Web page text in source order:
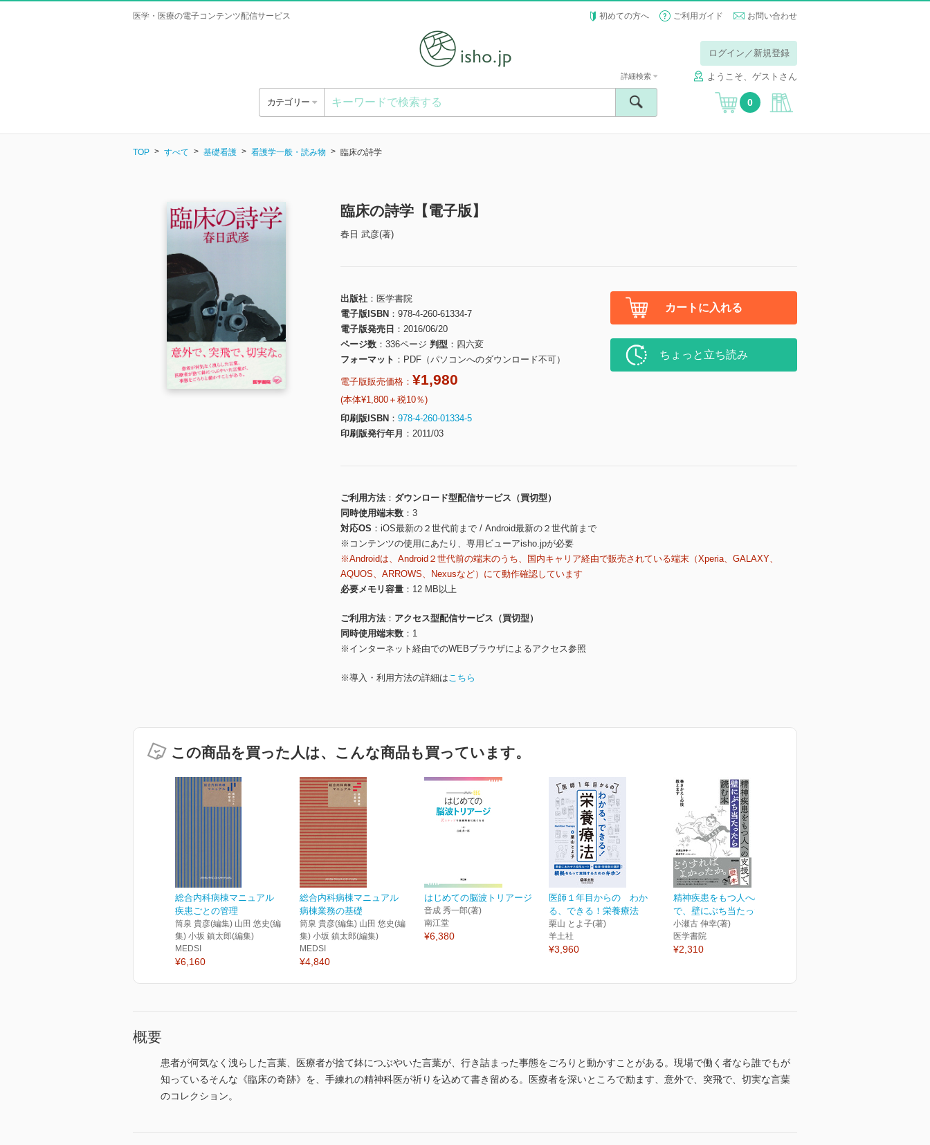
医学・医療の電子コンテンツ配信サービス 初めての方へ ご利用ガイド お問い合わせ
ログイン／新規登録
ようこそ、ゲストさん
カテゴリー
詳細検索
0
TOP すべて 基礎看護 看護学一般・読み物 臨床の詩学
臨床の詩学【電子版】
春日 武彦(著)
出版社
医学書院
電子版ISBN
978-4-260-61334-7
電子版発売日
2016/06/20
ページ数
336ページ 判型
四六変
フォーマット
PDF（パソコンへのダウンロード不可）
電子版販売価格： ¥1,980
(本体¥1,800＋税10％)
印刷版ISBN
978-4-260-01334-5
印刷版発行年月
2011/03
カートに入れる
ちょっと立ち読み
ご利用方法
ダウンロード型配信サービス（買切型）
同時使用端末数
3
対応OS
iOS最新の２世代前まで / Android最新の２世代前まで
※コンテンツの使用にあたり、専用ビューアisho.jpが必要
※Androidは、Android２世代前の端末のうち、国内キャリア経由で販売されている端末（Xperia、GALAXY、
AQUOS、ARROWS、Nexusなど）にて動作確認しています
必要メモリ容量
12 MB以上
ご利用方法
アクセス型配信サービス（買切型）
同時使用端末数
1
※インターネット経由でのWEBブラウザによるアクセス参照
※導入・利用方法の詳細はこちら
この商品を買った人は、こんな商品も買っています。
総合内科病棟マニュアル
疾患ごとの管理
筒泉 貴彦(編集) 山田 悠史(編
集) 小坂 鎮太郎(編集)
MEDSI
¥6,160
総合内科病棟マニュアル
病棟業務の基礎
筒泉 貴彦(編集) 山田 悠史(編
集) 小坂 鎮太郎(編集)
MEDSI
¥4,840
はじめての脳波トリアージ
音成 秀一郎(著)
南江堂
¥6,380
医師１年目からの わか
る、できる！栄養療法
栗山 とよ子(著)
羊土社
¥3,960
精神疾患をもつ人への支援
で、壁にぶち当たったら...
小瀬古 伸幸(著)
医学書院
¥2,310
概要
患者が何気なく洩らした言葉、医療者が捨て鉢につぶやいた言葉が、行き詰まった事態をごろりと動かすことがある。現場で働く者なら誰でもが
知っているそんな《臨床の奇跡》を、手練れの精神科医が祈りを込めて書き留める。医療者を深いところで励ます、意外で、突飛で、切実な言葉
のコレクション。